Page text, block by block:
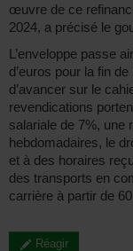
œuvre de ce
2024, a précisé le
L’enveloppe passe
d’euros pour la fin
d’avancer sur le
revendications
salariale de 7%, une
hebdomadaires, le
et à des horaires
des transports en
carrière à partir de
Réagir